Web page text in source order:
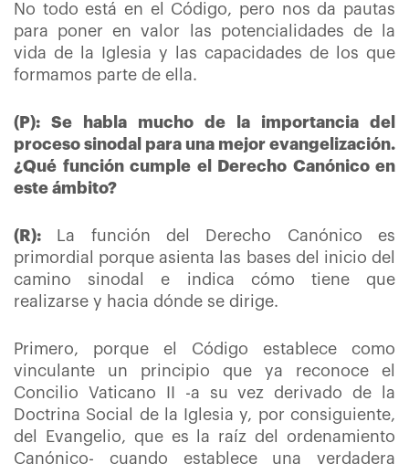
No todo está en el Código, pero nos da pautas
para poner en valor las potencialidades de la
vida de la Iglesia y las capacidades de los que
formamos parte de ella.
(P): Se habla mucho de la importancia del
proceso sinodal para una mejor evangelización.
¿Qué función cumple el Derecho Canónico en
este ámbito?
(R):
La función del Derecho Canónico es
primordial porque asienta las bases del inicio del
camino sinodal e indica cómo tiene que
realizarse y hacia dónde se dirige.
Primero, porque el Código establece como
vinculante un principio que ya reconoce el
Concilio Vaticano II -a su vez derivado de la
Doctrina Social de la Iglesia y, por consiguiente,
del Evangelio, que es la raíz del ordenamiento
Canónico- cuando establece una verdadera